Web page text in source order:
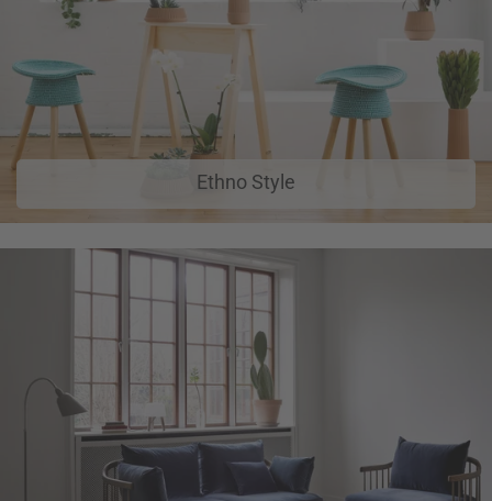
Ethno Style